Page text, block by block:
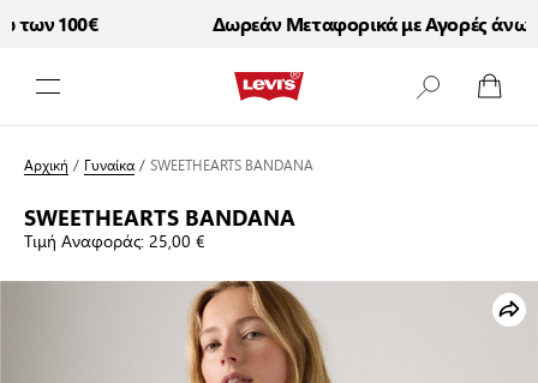
100€ Δωρεάν Μεταφορικά με Αγορές άνω
Αρχική / Γυναίκα/SWEETHEARTS BANDANA
SWEETHEARTS BANDANA
Τιμή Αναφοράς:25,00 €